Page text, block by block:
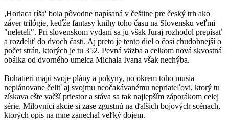
,Horiaca ríša' bola pôvodne napísaná v češtine pre český trh ako
záver trilógie, keďže fantasy knihy toho času na Slovensku veľmi
"neleteli". Pri slovenskom vydaní sa ju však Juraj rozhodol prepísať
a rozdeliť do dvoch častí. Aj preto je tento diel o čosi chudobnejší o
počet strán, ktorých je tu 352. Pevná väzba a celkom nová skvostná
obálka od dvorného umelca Michala Ivana však nechýba.
Bohatieri majú svoje plány a pokyny, no okrem toho musia
neplánovane čeliť aj svojmu neočakávanému nepriateľovi, ktorý tu
získava ešte vačší priestor a stáva sa tak najlepším záporákom celej
série. Milovníci akcie si zase zgustnú na ďalších bojových scénach,
ktorých opis na mne zanechal veľký dojem.